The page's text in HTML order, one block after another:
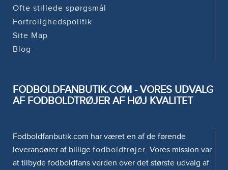
Ofte stillede spørgsmål
Fortrolighedspolitik
Site Map
Blog
FODBOLDFANBUTIK.COM - VORES UDVALG
AF FODBOLDTRØJER AF HØJ KVALITET
Fodboldfanbutik.com har været en af de førende
leverandører af billige fodboldtrøjer. Vores mission var
at tilbyde fodboldfans verden over det største udvalg af